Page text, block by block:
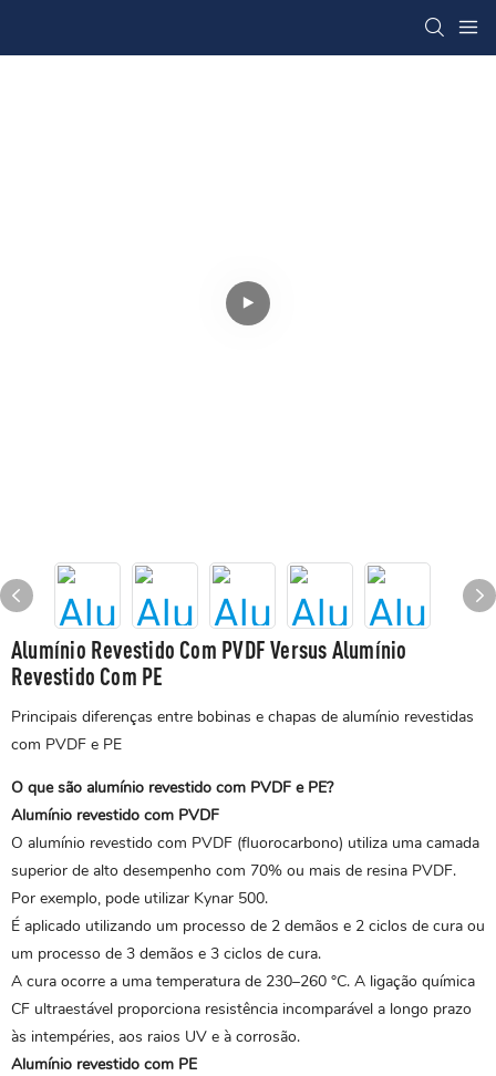
Alumínio Revestido Com PVDF Versus Alumínio
Revestido Com PE
Principais diferenças entre bobinas e chapas de alumínio revestidas
com PVDF e PE
O que são alumínio revestido com PVDF e PE?
Alumínio revestido com PVDF
O alumínio revestido com PVDF (fluorocarbono) utiliza uma camada
superior de alto desempenho com 70% ou mais de resina PVDF.
Por exemplo, pode utilizar Kynar 500.
É aplicado utilizando um processo de 2 demãos e 2 ciclos de cura ou
um processo de 3 demãos e 3 ciclos de cura.
A cura ocorre a uma temperatura de 230–260 °C. A ligação química
CF ultraestável proporciona resistência incomparável a longo prazo
às intempéries, aos raios UV e à corrosão.
Alumínio revestido com PE